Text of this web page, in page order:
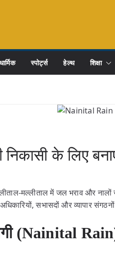
धार्मिक स्पोर्ट्स हेल्थ शिक्षा
निकासी के लिए
मल्लीताल में जल भराव और
सभासदों और व्यापार
(Nainital